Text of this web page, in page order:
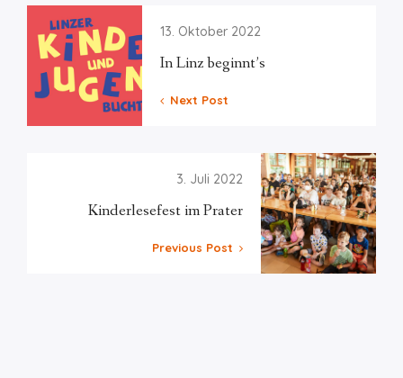
13. Oktober 2022
In Linz beginnt’s
Next Post
3. Juli 2022
Kinderlesefest im Prater
Previous Post